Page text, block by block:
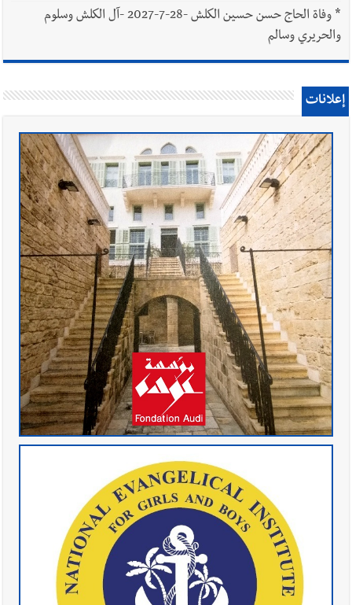
*
وفاة الحاج حسن حسين الكلش -28-7-2027 -آل الكلش وسلوم
والحريري وسالم
إعلانات